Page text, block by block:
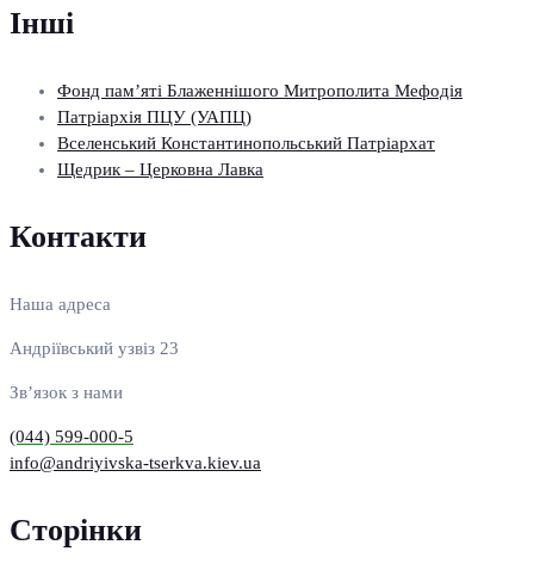
Інші
Фонд пам’яті Блаженнішого Митрополита Мефодія
Патріархія ПЦУ (УАПЦ)
Вселенський Константинопольський Патріархат
Щедрик – Церковна Лавка
Контакти
Наша адреса
Андріївський узвіз 23
Зв’язок з нами
(044) 599-000-5
info@andriyivska-tserkva.kiev.ua
Сторінки